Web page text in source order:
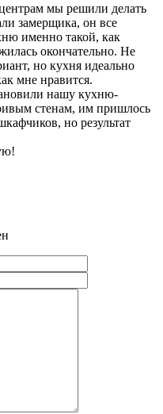
мы решили делать
замерщика, он все
именно такой, как
окончательно. Не
но кухня идеально
мне нравится.
нашу кухню-
стенам, им пришлось
но результат